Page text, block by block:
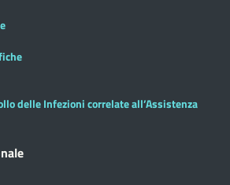
delle Infezioni correlate all’Assistenza